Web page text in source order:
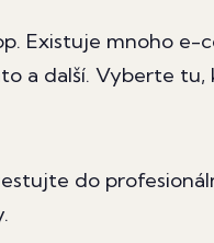
Existuje mnoho e-
a další. Vyberte
do